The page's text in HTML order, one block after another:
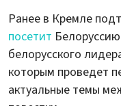
Ранее в Кремле
посетит
белорусского
которым проведет
актуальные темы